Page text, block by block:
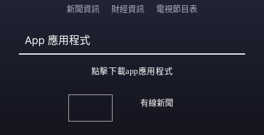
新聞資訊 財經資訊 電視節目表
App 應用程式
點擊下載app應用程式
有線新聞